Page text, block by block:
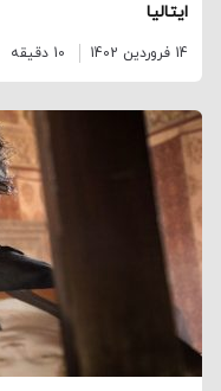
ایتالیا
14 فروردین 1402 10 دقیقه